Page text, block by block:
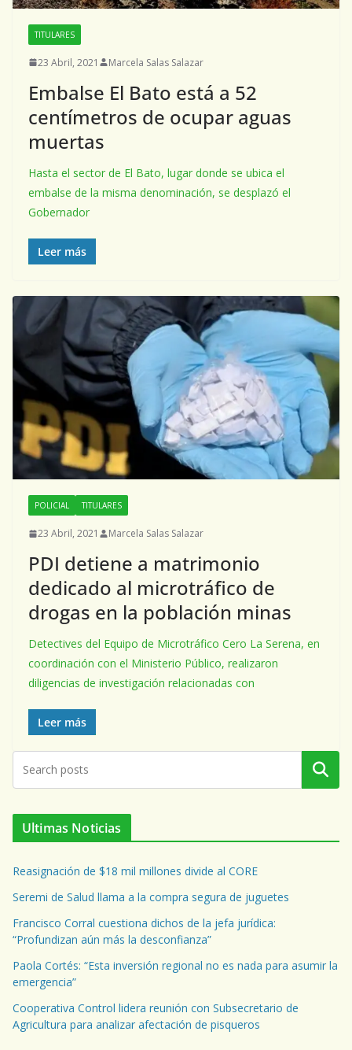
TITULARES
23 Abril, 2021 Marcela Salas Salazar
Embalse El Bato está a 52
centímetros de ocupar aguas
muertas
Hasta el sector de El Bato, lugar donde se ubica el
embalse de la misma denominación, se desplazó el
Gobernador
Leer más
POLICIAL TITULARES
23 Abril, 2021 Marcela Salas Salazar
PDI detiene a matrimonio
dedicado al microtráfico de
drogas en la población minas
Detectives del Equipo de Microtráfico Cero La Serena, en
coordinación con el Ministerio Público, realizaron
diligencias de investigación relacionadas con
Leer más
Buscar
Ultimas Noticias
Reasignación de $18 mil millones divide al CORE
Seremi de Salud llama a la compra segura de juguetes
Francisco Corral cuestiona dichos de la jefa jurídica:
“Profundizan aún más la desconfianza”
Paola Cortés: “Esta inversión regional no es nada para asumir la
emergencia”
Cooperativa Control lidera reunión con Subsecretario de
Agricultura para analizar afectación de pisqueros